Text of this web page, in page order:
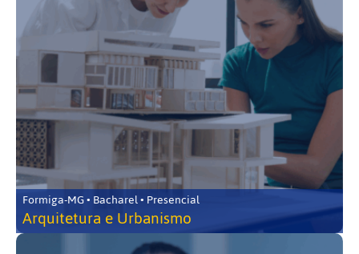
Formiga-MG • Bacharel • Presencial
Arquitetura e Urbanismo